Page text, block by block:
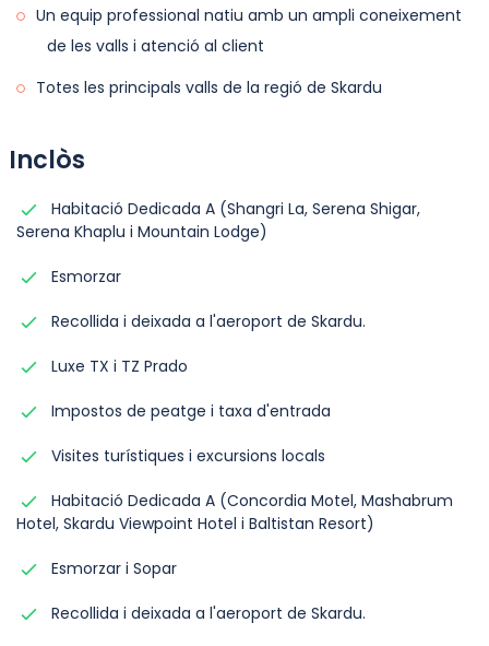
Un equip professional natiu amb un ampli coneixement
de les valls i atenció al client
Totes les principals valls de la regió de Skardu
Inclòs
Habitació Dedicada A (Shangri La, Serena Shigar,
Serena Khaplu i Mountain Lodge)
Esmorzar
Recollida i deixada a l'aeroport de Skardu.
Luxe TX i TZ Prado
Impostos de peatge i taxa d'entrada
Visites turístiques i excursions locals
Habitació Dedicada A (Concordia Motel, Mashabrum
Hotel, Skardu Viewpoint Hotel i Baltistan Resort)
Esmorzar i Sopar
Recollida i deixada a l'aeroport de Skardu.